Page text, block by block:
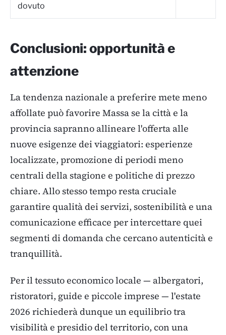
dovuto
Conclusioni: opportunità e
attenzione
La tendenza nazionale a preferire mete meno
affollate può favorire Massa se la città e la
provincia sapranno allineare l'offerta alle
nuove esigenze dei viaggiatori: esperienze
localizzate, promozione di periodi meno
centrali della stagione e politiche di prezzo
chiare. Allo stesso tempo resta cruciale
garantire qualità dei servizi, sostenibilità e una
comunicazione efficace per intercettare quei
segmenti di domanda che cercano autenticità e
tranquillità.
Per il tessuto economico locale — albergatori,
ristoratori, guide e piccole imprese — l'estate
2026 richiederà dunque un equilibrio tra
visibilità e presidio del territorio, con una